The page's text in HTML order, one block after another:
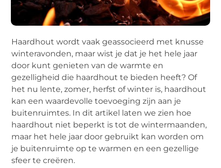
Haardhout wordt vaak geassocieerd met knusse
winteravonden, maar wist je dat je het hele jaar
door kunt genieten van de warmte en
gezelligheid die haardhout te bieden heeft? Of
het nu lente, zomer, herfst of winter is, haardhout
kan een waardevolle toevoeging zijn aan je
buitenruimtes. In dit artikel laten we zien hoe
haardhout niet beperkt is tot de wintermaanden,
maar het hele jaar door gebruikt kan worden om
je buitenruimte op te warmen en een gezellige
sfeer te creëren.